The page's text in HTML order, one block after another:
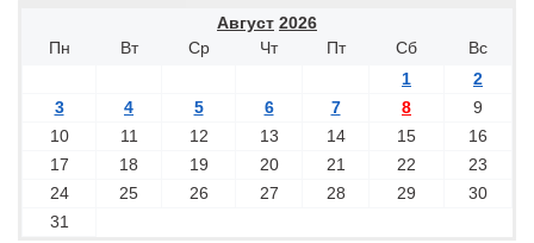
Август 2026
Пн
Вт Ср Чт Пт Сб
Вс
1
2
3
4 5 6 7 8
9
10
11 12 13 14 15
16
17
18 19 20 21 22
23
24
25 26 27 28 29
30
31